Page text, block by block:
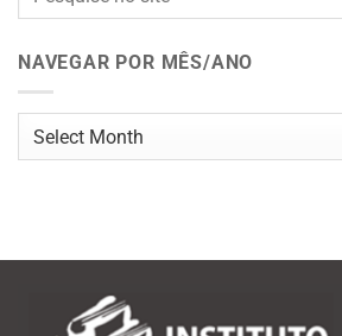
NAVEGAR POR MÊS/ANO
Navegar